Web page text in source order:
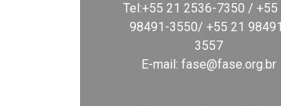
Tel:+55 21 2536-7350 / +55
98491-3550/ +55 21
3557
E-mail:fase@fase.org.br